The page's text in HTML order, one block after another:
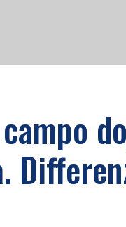
campo